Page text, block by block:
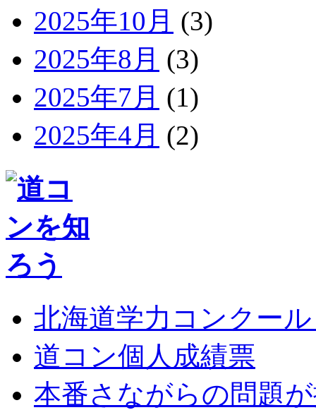
2025年10月 (3)
2025年8月 (3)
2025年7月 (1)
2025年4月 (2)
北海道学力コンクー
道コン個人成績票
本番さながらの問題